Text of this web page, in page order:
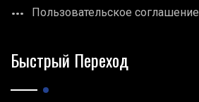
Пользовательское соглашение
Быстрый Переход